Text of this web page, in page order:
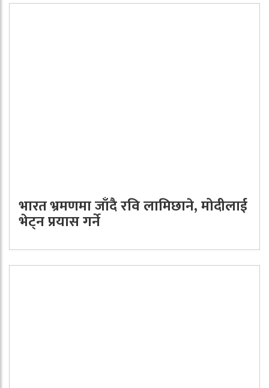
भारत भ्रमणमा जाँदै रवि लामिछाने, मोदीलाई
भेट्न प्रयास गर्ने